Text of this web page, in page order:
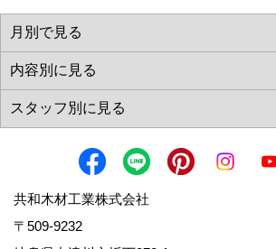
共和木材工業株式会社
〒509-9232